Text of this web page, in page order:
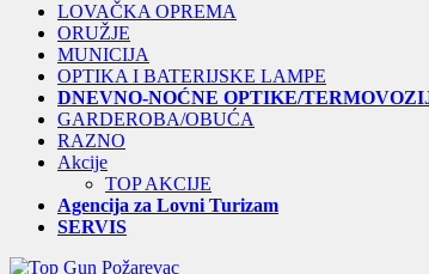
LOVAČKA OPREMA
ORUŽJE
MUNICIJA
OPTIKA I BATERIJSKE LAMPE
DNEVNO-NOĆNE OPTIKE/
GARDEROBA/OBUĆA
RAZNO
Akcije
TOP AKCIJE
Agencija za Lovni Turizam
SERVIS